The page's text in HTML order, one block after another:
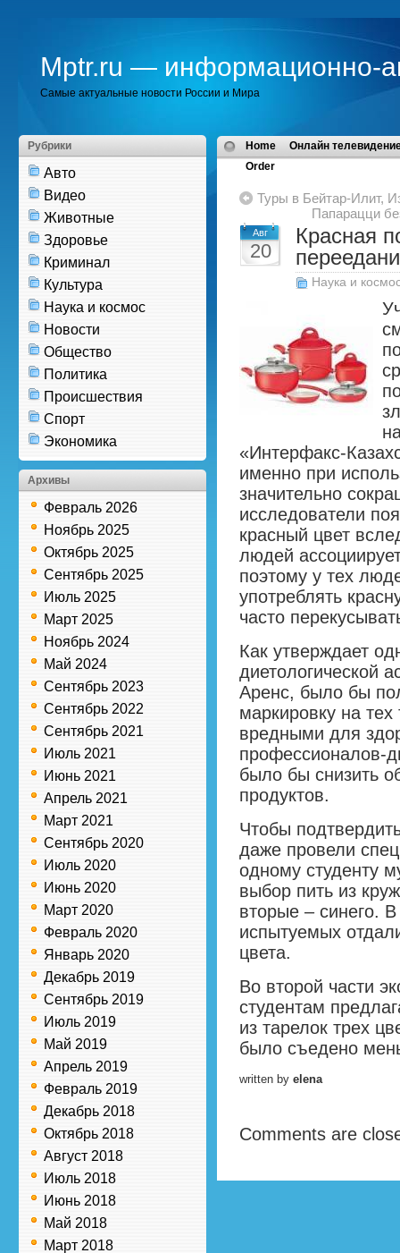
Mptr.ru — информационно-
Самые актуальные новости России и Мира
Рубрики
Авто
Видео
Животные
Здоровье
Криминал
Культура
Наука и космос
Новости
Общество
Политика
Происшествия
Спорт
Экономика
Архивы
Февраль 2026
Ноябрь 2025
Октябрь 2025
Сентябрь 2025
Июль 2025
Март 2025
Ноябрь 2024
Май 2024
Сентябрь 2023
Сентябрь 2022
Сентябрь 2021
Июль 2021
Июнь 2021
Апрель 2021
Март 2021
Сентябрь 2020
Июль 2020
Июнь 2020
Март 2020
Февраль 2020
Январь 2020
Декабрь 2019
Сентябрь 2019
Июль 2019
Май 2019
Апрель 2019
Февраль 2019
Декабрь 2018
Октябрь 2018
Август 2018
Июль 2018
Июнь 2018
Май 2018
Март 2018
Home
Онлайн
Order
Туры в Бейтар-Илит,
Папарацци
Авг
20
Красная
Наука и
«Интерфакс-
именно при
значительно
исследователи
красный цвет
людей
поэтому у тех
употреблять
часто
Как утверждает
диетологической
Аренс, было бы
маркировку на
вредными для
профессионалов-
было бы снизить
продуктов.
Чтобы
даже провели
одному студенту
выбор пить из
вторые – синего.
испытуемых
цвета.
Во второй части
студентам
из тарелок трех
было съедено
written by elena
Comments are